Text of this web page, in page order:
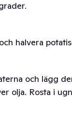
halvera
och lägg
olja. Rosta i